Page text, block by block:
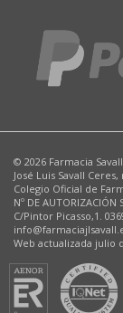
© 2026 Farmacia Savall
José Luis Savall
Colegio Oficial de
Nº DE AUTORIZACIÓN
C/Pintor Picasso,1.
Web actualizada julio